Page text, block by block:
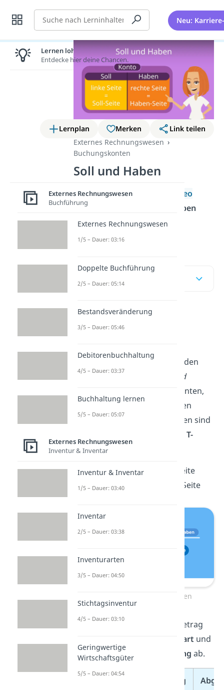
Suche Neu:
Lernplan Merken
Link teilen
Externes Rechnungswesen
Buchungskonten
Soll und Haben
In diesem Beitrag und im
Video
erfährst du, was
Soll und Haben
sind und wie du damit richtig
buchst.
Soll und Haben —
Ein Unternehmen führt für jeden
Bereich(z. B. Kasse, Bank und
sogenannte T-Konten,
auf denen Wertveränderungen
erfasst werden. Soll und Haben sind
T-
Kontos.
Sollist immer die
Seite
Habenimmer die Seite
Soll und Haben bei T-Konten
Auf welcher Seite
du einen Betrag
Kontoart und
derArt derWerteveränderung ab.
Zugang
Lernen lohnt sich!
Entdecke hier deine Chancen.
Externes Rechnungswesen
Buchführung
Externes Rechnungswesen
1/5 – Dauer: 03:16
Doppelte Buchführung
2/5 – Dauer: 05:14
Bestandsveränderung
3/5 – Dauer: 05:46
Debitorenbuchhaltung
4/5 – Dauer: 03:37
Buchhaltung lernen
5/5 – Dauer: 05:07
Externes Rechnungswesen
Inventur & Inventar
Inventur & Inventar
1/5 – Dauer: 03:40
Inventar
2/5 – Dauer: 03:38
Inventurarten
3/5 – Dauer: 04:50
Stichtagsinventur
4/5 – Dauer: 03:10
Geringwertige
Wirtschaftsgüter
5/5 – Dauer: 04:54